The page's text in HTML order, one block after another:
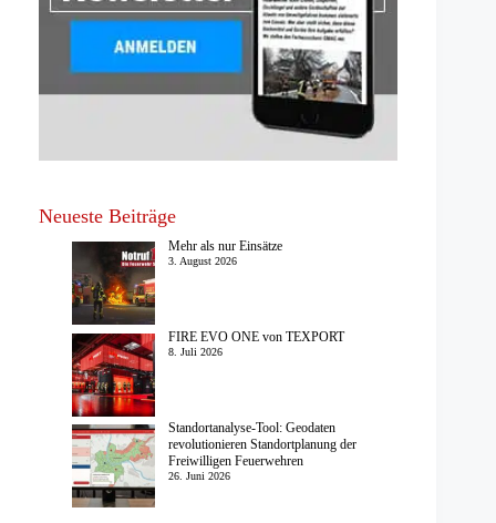
Neueste Beiträge
Mehr als nur Einsätze
3. August 2026
FIRE EVO ONE von TEXPORT
8. Juli 2026
Standortanalyse-Tool: Geodaten
revolutionieren Standortplanung der
Freiwilligen Feuerwehren
26. Juni 2026